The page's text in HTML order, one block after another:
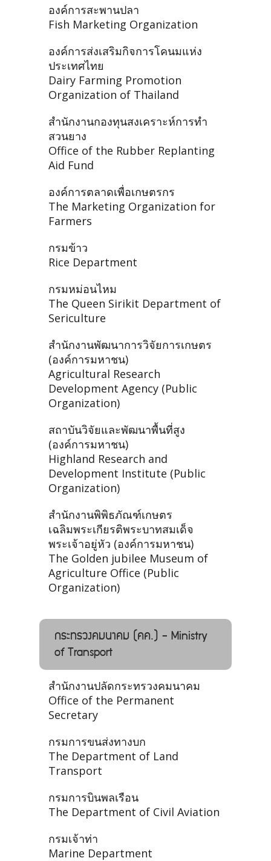
องค์การสะพานปลา
Fish Marketing Organization
องค์การส่งเสริมกิจการโคนมแห่ง
ประเทศไทย
Dairy Farming Promotion
Organization of Thailand
สำนักงานกองทุนสงเคราะห์การทำ
สวนยาง
Office of the Rubber Replanting
Aid Fund
องค์การตลาดเพื่อเกษตรกร
The Marketing Organization for
Farmers
กรมข้าว
Rice Department
กรมหม่อนไหม
The Queen Sirikit Department of
Sericulture
สำนักงานพัฒนาการวิจัยการเกษตร
(องค์การมหาชน)
Agricultural Research
Development Agency (Public
Organization)
สถาบันวิจัยและพัฒนาพื้นที่สูง
(องค์การมหาชน)
Highland Research and
Development Institute (Public
Organization)
สำนักงานพิพิธภัณฑ์เกษตร
เฉลิมพระเกียรติพระบาทสมเด็จ
พระเจ้าอยู่หัว (องค์การมหาชน)
The Golden jubilee Museum of
Agriculture Office (Public
Organization)
กระทรวงคมนาคม (คค.) - Ministry
of Transport
สำนักงานปลัดกระทรวงคมนาคม
Office of the Permanent
Secretary
กรมการขนส่งทางบก
The Department of Land
Transport
กรมการบินพลเรือน
The Department of Civil Aviation
กรมเจ้าท่า
Marine Department